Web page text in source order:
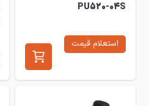
PU520-04S
استعلام قیمت